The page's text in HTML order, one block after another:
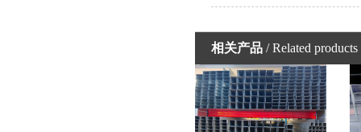
相关产品 / Related products